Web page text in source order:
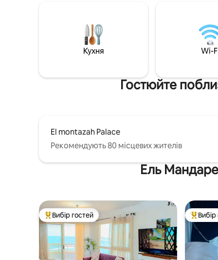
для
Кухня Wi-
Гостюйте
El montazah Palace
Рекомендують 80 місцевих жителів
Ель
Топ вибір гостей
Вибір гостей Топ